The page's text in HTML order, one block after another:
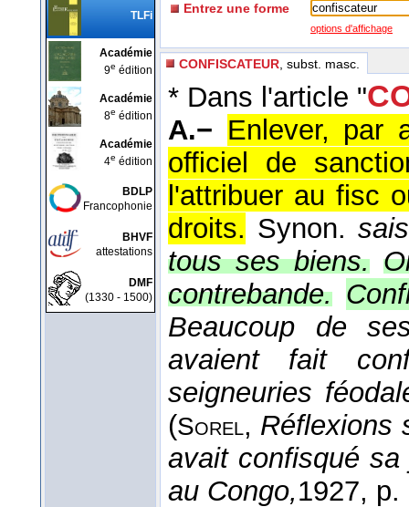
TLFi
Académie
9e édition
Académie
8e édition
Académie
4e édition
BDLP
Francophonie
BHVF
attestations
DMF
(1330 - 1500)
Entrez une forme
options d'affichage
CONFISCATEUR , subst. masc.
* Dans l'article "
A.− Enlever, par
officiel de
l'attribuer au fisc
droits. Synon.
tous ses biens.
contrebande.
Beaucoup de
avaient fait
seigneuries
(Sorel, Réflexions
avait confisqué
au Congo,1927, p.